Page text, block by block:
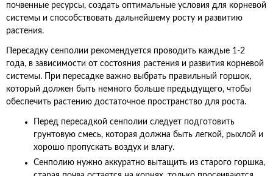
почвенные ресурсы, создать оптимальные условия для корневой
системы и способствовать дальнейшему росту и развитию
растения.
Пересадку сенполии рекомендуется проводить каждые 1-2
года, в зависимости от состояния растения и развития корневой
системы. При пересадке важно выбрать правильный горшок,
который должен быть немного больше предыдущего, чтобы
обеспечить растению достаточное пространство для роста.
Перед пересадкой сенполии следует подготовить
грунтовую смесь, которая должна быть легкой, рыхлой и
хорошо пропускать воздух и влагу.
Сенполию нужно аккуратно вытащить из старого горшка,